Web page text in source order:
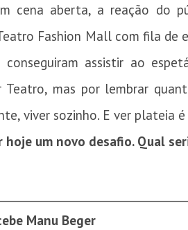
cena aberta, a reação do
Fashion Mall com fila de
conseguiram assistir ao
mas por lembrar
viver sozinho. E ver plateia
hoje um novo desafio. Qual
Manu Beger